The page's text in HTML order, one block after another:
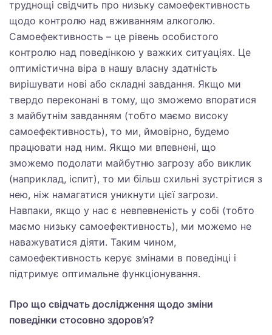
труднощі свідчить про низьку самоефективность
щодо контролю над вживанням алкоголю.
Самоефективность – це рівень особистого
контролю над поведінкою у важких ситуаціях. Це
оптимістична віра в нашу власну здатність
вирішувати нові або складні завдання. Якщо ми
твердо переконані в тому, що зможемо впоратися
з майбутнім завданням (тобто маємо високу
самоефективность), то ми, ймовірно, будемо
працювати над ним. Якщо ми впевнені, що
зможемо подолати майбутню загрозу або виклик
(наприклад, іспит), то ми більш схильні зустрітися з
нею, ніж намагатися уникнути цієї загрози.
Навпаки, якщо у нас є невпевненість у собі (тобто
маємо низьку самоефективность), ми можемо не
наважуватися діяти. Таким чином,
самоефективность керує змінами в поведінці і
підтримує оптимальне функціонування.
Про що свідчать дослідження щодо зміни
поведінки стосовно здоров’я?